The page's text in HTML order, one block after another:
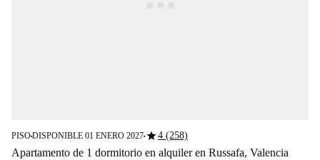
PISO■DISPONIBLE 01 ENERO 2027■star4 (258)
Apartamento de 1 dormitorio en alquiler en Russafa, Valencia